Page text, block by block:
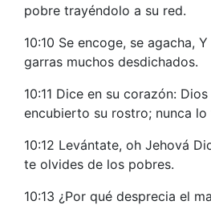
pobre trayéndolo a su red.
10:10 Se encoge, se agacha,
garras muchos desdichados.
10:11 Dice en su corazón:
encubierto su rostro; nunca lo
10:12 Levántate, oh Jehová
te olvides de los pobres.
10:13 ¿Por qué desprecia el